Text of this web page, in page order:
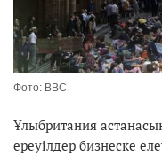
Фото: ВВС
Ұлыбритания
ереуілдер бизнеске